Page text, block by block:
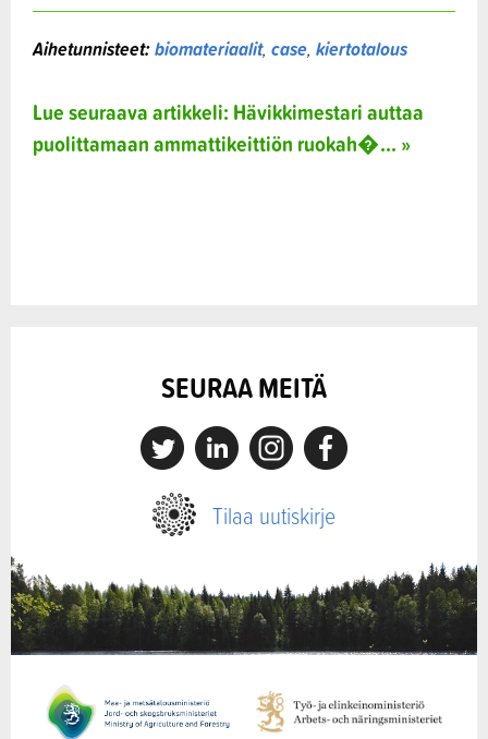
Aihetunnisteet:biomateriaalit, case, kiertotalous
Lue seuraava artikkeli: Hävikkimestari auttaa
puolittamaan ammattikeittiön ruokah�... »
SEURAA MEITÄ
X LinkedinInstagramFacebook
Tilaa uutiskirje